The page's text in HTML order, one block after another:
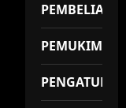
PEMBELIAN
PEMUKIMAN
PENGATUR